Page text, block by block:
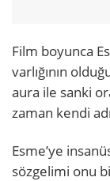
Film boyunca
varlığının
aura ile sanki
zaman kendi
Esme’ye
sözgelimi onu